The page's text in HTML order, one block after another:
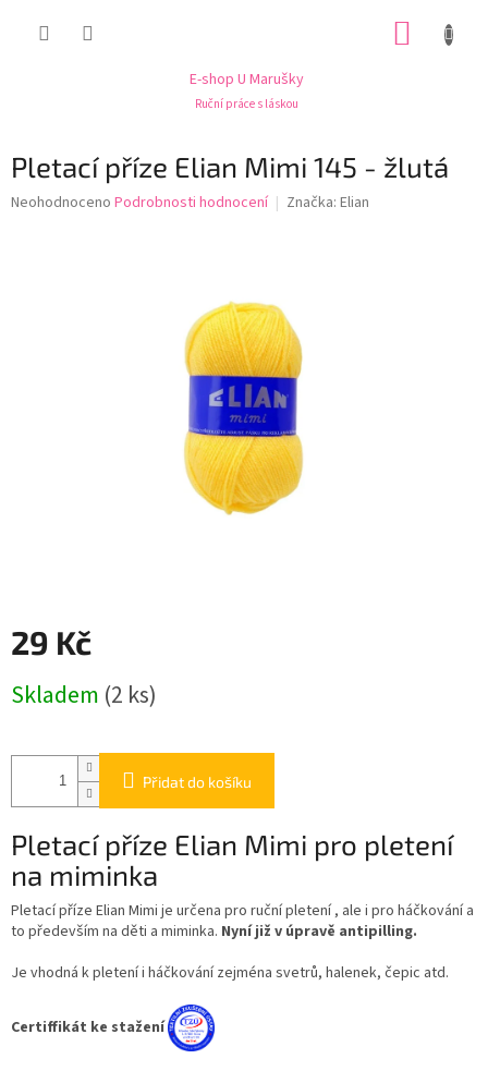
E-shop U Marušky
Ruční práce s láskou
Pletací příze Elian Mimi 145 - žlutá
Průměrné
Neohodnoceno Podrobnosti hodnocení Značka: Elian
29 Kč
cena:
Skladem (2 ks)
Přidat do košíku
Pletací příze Elian Mimi pro pletení
na miminka
Pletací příze Elian Mimi je určena pro ruční pletení , ale i pro háčkování a
to především na děti a miminka. Nyní již v úpravě antipilling.
Je vhodná k pletení i háčkování zejména svetrů, halenek, čepic atd.
Certiffikát ke stažení